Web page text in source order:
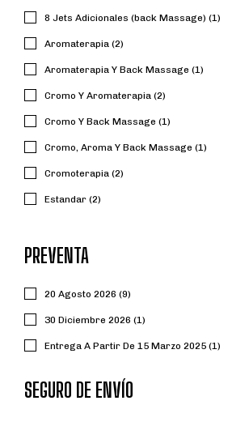
8 Jets Adicionales (back Massage) (1)
Aromaterapia (2)
Aromaterapia Y Back Massage (1)
Cromo Y Aromaterapia (2)
Cromo Y Back Massage (1)
Cromo, Aroma Y Back Massage (1)
Cromoterapia (2)
Estandar (2)
PREVENTA
20 Agosto 2026 (9)
30 Diciembre 2026 (1)
Entrega A Partir De 15 Marzo 2025 (1)
SEGURO DE ENVÍO